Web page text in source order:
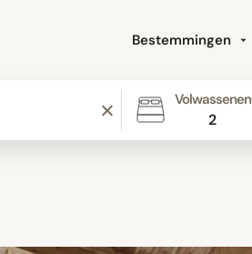
Bestemmingen
Volwassenen
2